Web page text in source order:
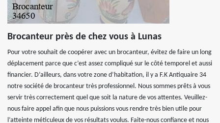
Brocanteur près de chez vous à Lunas
Pour votre souhait de coopérer avec un brocanteur, évitez de faire un long
déplacement parce que c’est assez compliqué sur le côté temporel et aussi
financier. D’ailleurs, dans votre zone d’habitation, il y a F.K Antiquaire 34
notre société de brocanteur très professionnel. Nous sommes prêts à vous
servir très correctement quel que soit la nature de vos attentes. Veuillez-
nous faire appel afin que nous puissions vous rendre très bien utile pour
l’atteinte méticuleux de vos résultats voulus. Faite-nous confiance et nous